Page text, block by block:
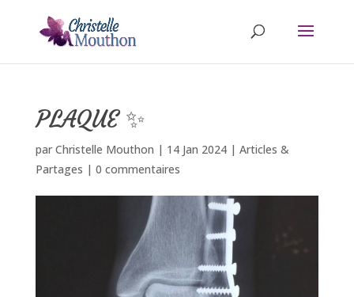
PLAQUE ✨
par Christelle Mouthon | 14 Jan 2024| Articles &
Partages | 0 commentaires